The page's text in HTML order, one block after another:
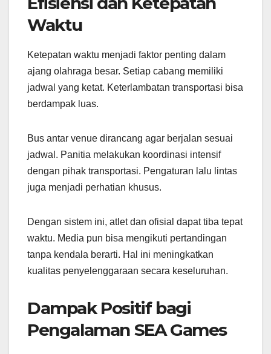
Waktu
Ketepatan waktu menjadi faktor penting dalam
ajang olahraga besar. Setiap cabang memiliki
jadwal yang ketat. Keterlambatan transportasi bisa
berdampak luas.
Bus antar venue dirancang agar berjalan sesuai
jadwal. Panitia melakukan koordinasi intensif
dengan pihak transportasi. Pengaturan lalu lintas
juga menjadi perhatian khusus.
Dengan sistem ini, atlet dan ofisial dapat tiba tepat
waktu. Media pun bisa mengikuti pertandingan
tanpa kendala berarti. Hal ini meningkatkan
kualitas penyelenggaraan secara keseluruhan.
Dampak Positif bagi
Pengalaman SEA Games